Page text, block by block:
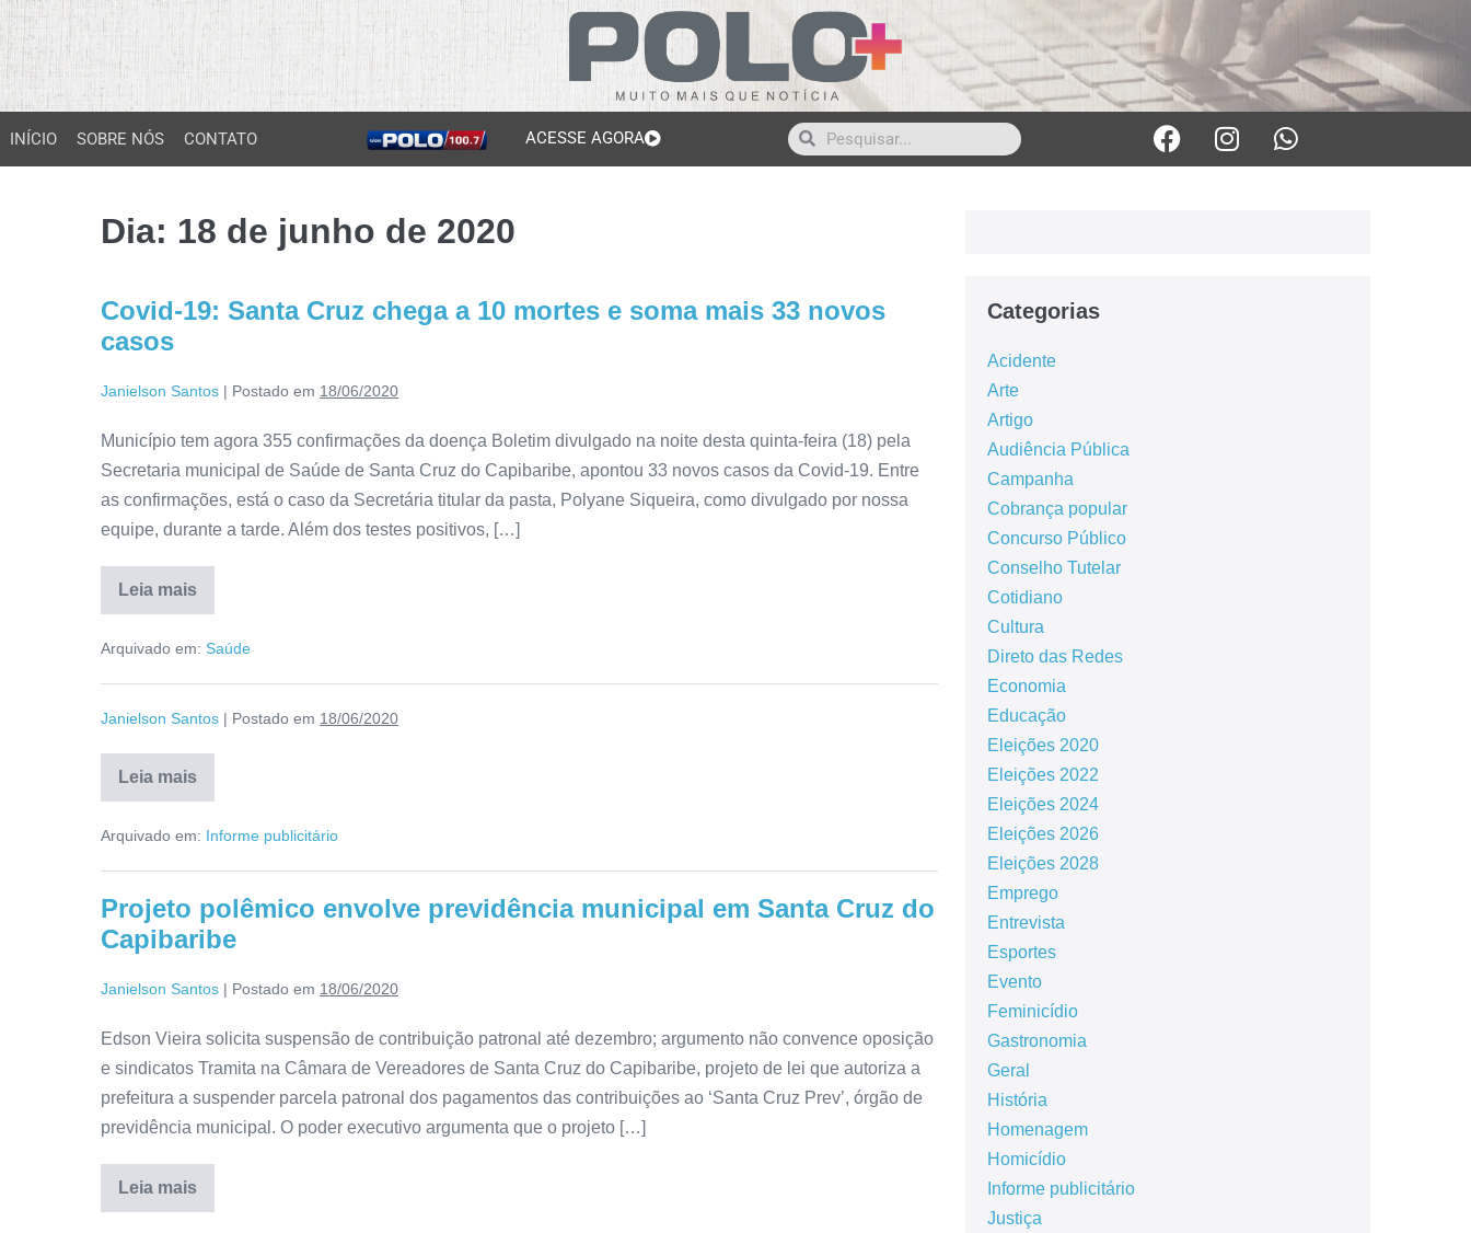
INÍCIO SOBRE NÓS CONTATO ACESSE AGORA
Dia: 18 de junho de 2020
Covid-19: Santa Cruz chega a 10 mortes e soma mais 33 novos
casos
Janielson Santos | Postado em 18/06/2020
Município tem agora 355 confirmações da doença Boletim divulgado na noite desta quinta-feira (18) pela
Secretaria municipal de Saúde de Santa Cruz do Capibaribe, apontou 33 novos casos da Covid-19. Entre
as confirmações, está o caso da Secretária titular da pasta, Polyane Siqueira, como divulgado por nossa
equipe, durante a tarde. Além dos testes positivos, […]
Leia mais
Arquivado em: Saúde
Janielson Santos | Postado em 18/06/2020
Leia mais
Arquivado em: Informe publicitário
Projeto polêmico envolve previdência municipal em Santa Cruz do
Capibaribe
Janielson Santos | Postado em 18/06/2020
Edson Vieira solicita suspensão de contribuição patronal até dezembro; argumento não convence oposição
e sindicatos Tramita na Câmara de Vereadores de Santa Cruz do Capibaribe, projeto de lei que autoriza a
prefeitura a suspender parcela patronal dos pagamentos das contribuições ao ‘Santa Cruz Prev’, órgão de
previdência municipal. O poder executivo argumenta que o projeto […]
Leia mais
Categorias
Acidente
Arte
Artigo
Audiência Pública
Campanha
Cobrança popular
Concurso Público
Conselho Tutelar
Cotidiano
Cultura
Direto das Redes
Economia
Educação
Eleições 2020
Eleições 2022
Eleições 2024
Eleições 2026
Eleições 2028
Emprego
Entrevista
Esportes
Evento
Feminicídio
Gastronomia
Geral
História
Homenagem
Homicídio
Informe publicitário
Justiça